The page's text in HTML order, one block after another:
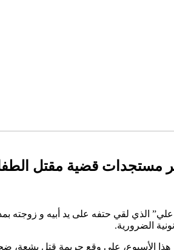
مستجدات قضية مقتل
الذي لقي حتفه على يد أبيه و زوجته
الضرورية.
الأسبوع، على وقع جريمة قتل بشعة،